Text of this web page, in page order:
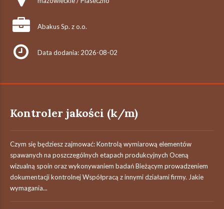
Abakus Sp. z o.o.
Data dodania: 2026-08-02
Kontroler jakości (k/m)
Czym się będziesz zajmować: Kontrolą wymiarową elementów
spawanych na poszczególnych etapach produkcyjnych Oceną
wizualną spoin oraz wykonywaniem badań Bieżącym prowadzeniem
dokumentacji kontrolnej Współpracą z innymi działami firmy. Jakie
wymagania...